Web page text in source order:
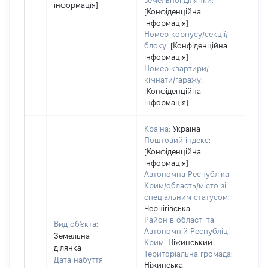
інформація]
[Конфіденційна
інформація]
Номер корпусу/секції/
блоку: [Конфіденційна
інформація]
Номер квартири/
кімнати/гаражу:
[Конфіденційна
інформація]
Вид об'єкта:
Земельна
ділянка
Дата набуття
Країна: Україна
Поштовий індекс:
[Конфіденційна
інформація]
Автономна Республіка
Крим/область/місто зі
спеціальним статусом:
Чернігівська
Район в області та
Автономній Республіці
Крим: Ніжинський
Територіальна громада:
Ніжинська